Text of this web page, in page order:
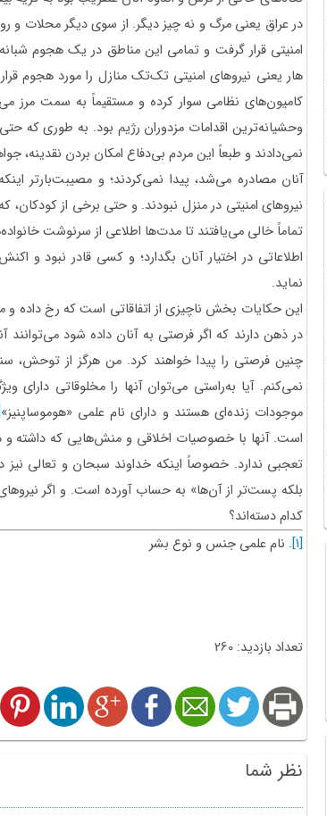
در عراق یعنی مرگ و نه چیز دیگر. از سوی دیگر محلات و
امنیتی قرار گرفت و تمامی این مناطق در یک هجوم
هار یعنی نیروهای امنیتی تک‌تک منازل را مورد هجوم
کامیون‌های نظامی سوار کرده و مستقیماً به سمت مرز
وحشیانه‌ترین اقدامات مزدوران رژیم بود. به طوری که
نمی‌دادند و طبعاً این مردم بی‌دفاع امکان بردن نقدینه،
آنان مصادره می‌شد، پیدا نمی‌کردند؛ و مصیبت‌بارتر
نیروهای امنیتی در منزل نبودند. و حتی برخی از کودکان،
تماماً خالی می‌یافتند تا مدت‌ها اطلاعی از سرنوشت
اطلاعاتی در اختیار آنان بگدارد؛ و کسی قادر نبود و
نماید.
این حکایات بخش ناچیزی از اتفاقاتی است که رخ داده و
در ذهن دارند که اگر فرصتی به آنان داده شود می‌توانند
چنین فرصتی را پیدا خواهند کرد. من هرگز از توحش،
نمی‌کنم. آیا به‌راستی می‌توان آ‌نها را مخلوقاتی
موجودات زنده‌ای هستند و دارای نام علمی «هوموساپنیز»
است. آنها با خصوصیات اخلاقی و منش‌هایی که داشته و
تعجبی ندارد. خصوصاً اینکه خداوند سبحان و تعالی نیز
بلکه پست‌تر از آن‌ها» به حساب آورده است. و اگر
کدام دسته‌اند؟
[1] . نام علمی جنس و نوع بشر
تعداد بازدید: 260
نظر شما